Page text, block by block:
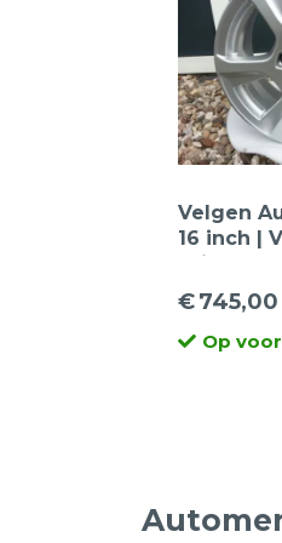
Velgen
16 inch |
prijs
€745,00
Huidige
prijs
Op